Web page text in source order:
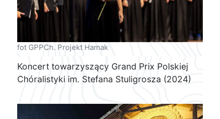
fot GPPCh. Projekt Hamak
Koncert towarzyszący Grand Prix Polskiej
Chóralistyki im. Stefana Stuligrosza (2024)